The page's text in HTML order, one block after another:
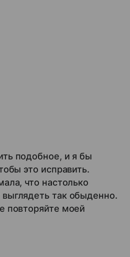
подобное, и я бы
это исправить.
что настолько
так обыденно.
повторяйте моей